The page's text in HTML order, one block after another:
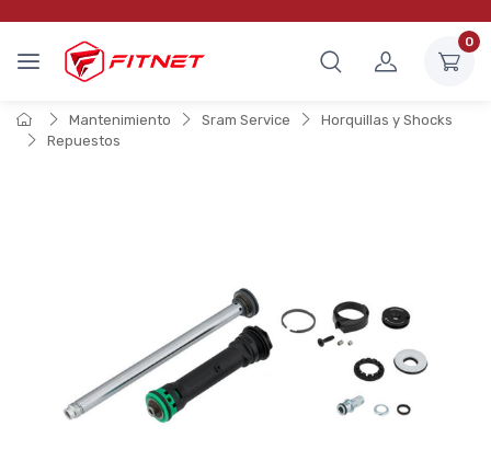
0
Mantenimiento Sram Service
Horquillas y Shocks
Repuestos